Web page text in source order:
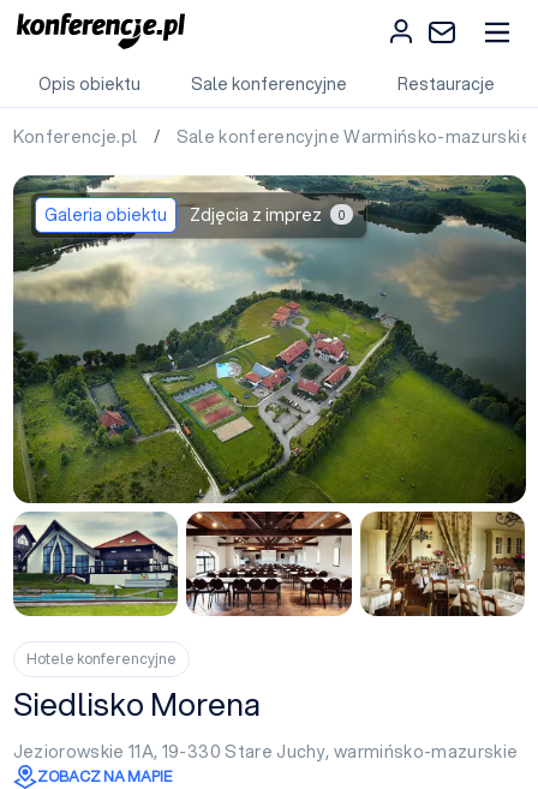
Opis obiektu Sale konferencyjne Restauracje
Konferencje.pl / Sale konferencyjne Warmińsko-mazurskie
Galeria obiektu Zdjęcia z imprez 0
Hotele konferencyjne
Siedlisko Morena
Jeziorowskie 11A, 19-330 Stare Juchy, warmińsko-mazurskie
ZOBACZ NA MAPIE